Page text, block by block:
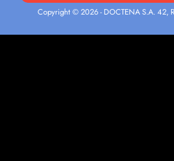
Copyright © 2026 - DOCTENA S.A. 42,